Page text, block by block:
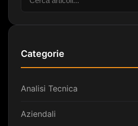
Categorie
Analisi Tecnica
Aziendali